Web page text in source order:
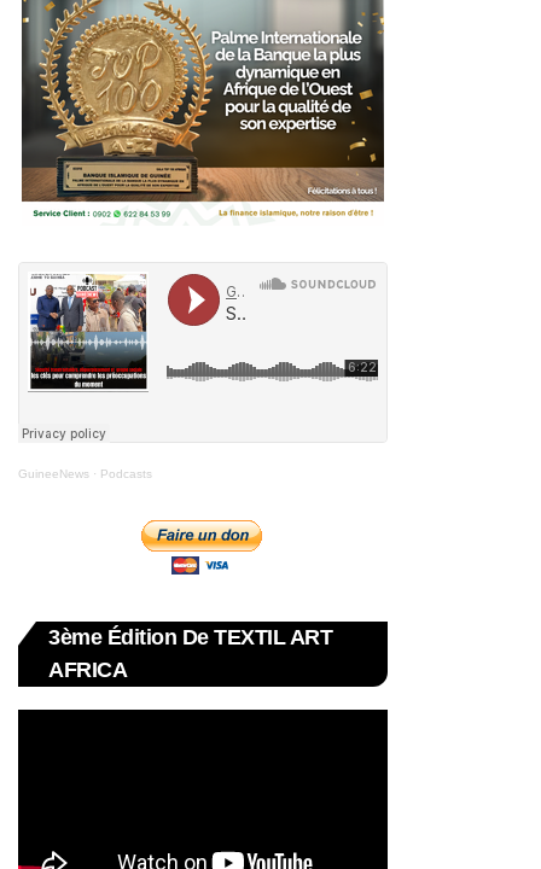
GuineeNews · Podcasts
3ème Édition De TEXTIL ART
AFRICA